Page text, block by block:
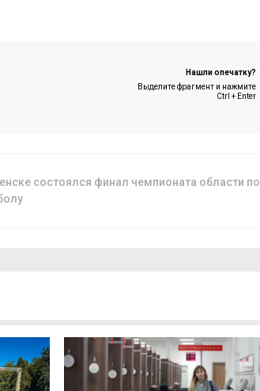
Нашли опечатку?
Выделите фрагмент и нажмите
Ctrl + Enter
состоялся финал чемпионата области по